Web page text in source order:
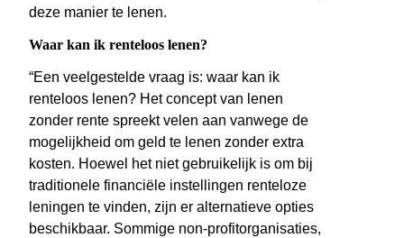
deze manier te lenen.
Waar kan ik renteloos lenen?
“Een veelgestelde vraag is: waar kan ik
renteloos lenen? Het concept van lenen
zonder rente spreekt velen aan vanwege de
mogelijkheid om geld te lenen zonder extra
kosten. Hoewel het niet gebruikelijk is om bij
traditionele financiële instellingen renteloze
leningen te vinden, zijn er alternatieve opties
beschikbaar. Sommige non-profitorganisaties,